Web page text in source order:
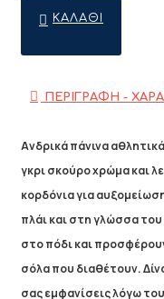
ΚΑΛΆΘΙ
ΠΕΡΙΓΡΑΦΗ -
Ανδρικά πάνινα
γκρι σκούρο χρώμα και
κορδόνια για
πλάι και στη γλώσσα
στο πόδι και
σόλα που διαθέτουν.
σας εμφανίσεις λόγω